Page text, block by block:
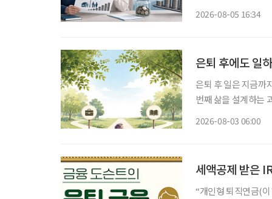
2026-08-05 16:34
은퇴 후에도 일
은퇴 후 일은 지금까
번째 삶을 설계하는 과정이다. 은퇴를 앞뒀거나 회사를 나온 뒤
2026-08-03 06:00
세액공제 받은
“개인형 퇴직연금(이